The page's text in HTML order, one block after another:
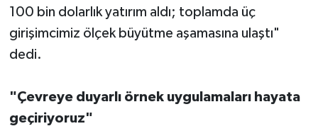
100 bin dolarlık yatırım aldı; toplamda üç
girişimcimiz ölçek büyütme aşamasına ulaştı"
dedi.
"Çevreye duyarlı örnek uygulamaları hayata
geçiriyoruz"